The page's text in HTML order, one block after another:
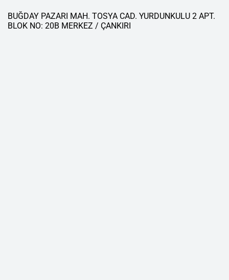
BUĞDAY PAZARI MAH. TOSYA CAD. YURDUNKULU 2 APT.
BLOK NO: 20B MERKEZ / ÇANKIRI